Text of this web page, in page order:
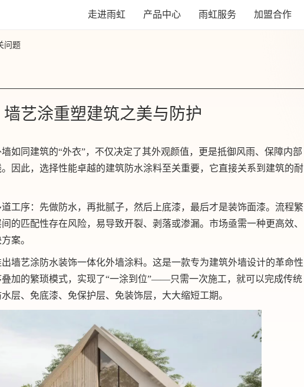
走进雨虹 产品中心 雨虹服务 加盟合作
问题
艺涂重塑建筑之美与防护
如同建筑的“外衣”，不仅决定了其外观颜值，更是抵御风雨、保障内部
因此，选择性能卓越的建筑防水涂料至关重要，它直接关系到建筑的耐
工序：先做防水，再批腻子，然后上底漆，最后才是装饰面漆。流程繁
的匹配性存在风险，易导致开裂、剥落或渗漏。市场亟需一种更高效、
案。
墙艺涂防水装饰一体化外墙涂料。这是一款专为建筑外墙设计的革命性
加的繁琐模式，实现了“一涂到位”——只需一次施工，就可以完成传统
层、免底漆、免保护层、免装饰层，大大缩短工期。